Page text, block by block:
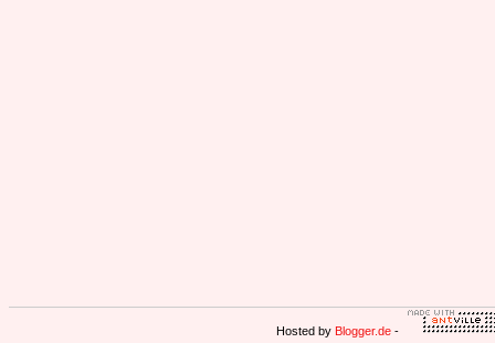
Hosted by Blogger.de -